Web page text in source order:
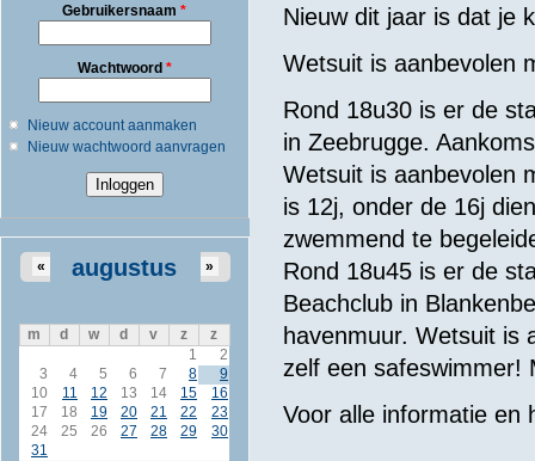
Gebruikersnaam*
Wachtwoord *
Nieuw account aanmaken
Nieuw wachtwoord aanvragen
augustus
« »
m d w d v z
z
1
2
3
4 5 6 7 8
9
10
11 12 13 14 15
16
17
18 19 20 21 22
23
24
25 26 27 28 29
30
31
Nieuw dit jaar is dat je
Wetsuitis aanbevolen
Rond 18u30 is er de
in Zeebrugge.
Wetsuitis aanbevolen
is 12j, onderde 16j
zwemmend te
Rond 18u45 is er de
Beachclub in
havenmuur. Wetsuit is
zelf een safeswimmer!
Voor alle informatie